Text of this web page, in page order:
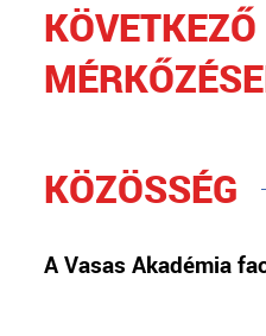
KÖVETKEZŐ
KÖZÖSSÉG
A Vasas Akadémia